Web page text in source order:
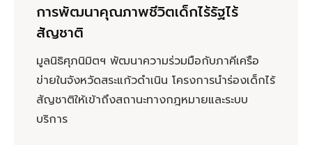
การพัฒนาคุณภาพชีวิตเด็กไร้รัฐไร้
สัญชาติ
มูลนิธิศุภนิมิตฯ พัฒนาความร่วมมือกับภาคีเครือ
ข่ายในจังหวัดสระแก้วดำเนิน โครงการนำร่องเด็กไร้
สัญชาติให้เข้าถึงสถานะทางกฎหมายและระบบ
บริการ